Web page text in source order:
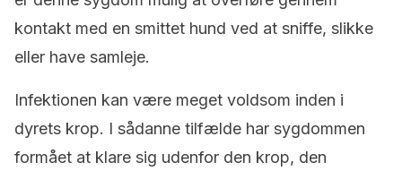
kontakt med en smittet hund ved at sniffe, slikke
eller have samleje.
Infektionen kan være meget voldsom inden i
dyrets krop. I sådanne tilfælde har sygdommen
formået at klare sig udenfor den krop, den